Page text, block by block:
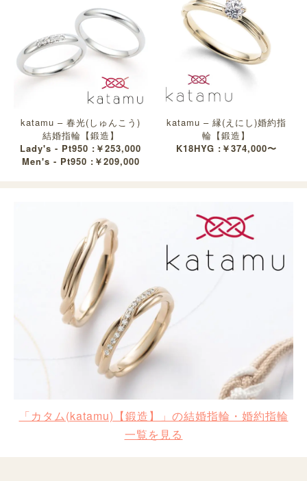
katamu – 春光(しゅんこう)
結婚指輪【鍛造】
Lady's - Pt950 :￥253,000
Men's - Pt950 :￥209,000
katamu – 縁(えにし)婚約指
輪【鍛造】
K18HYG :￥374,000〜
「カタム(katamu)【鍛造】」の結婚指輪・婚約指輪
一覧を見る